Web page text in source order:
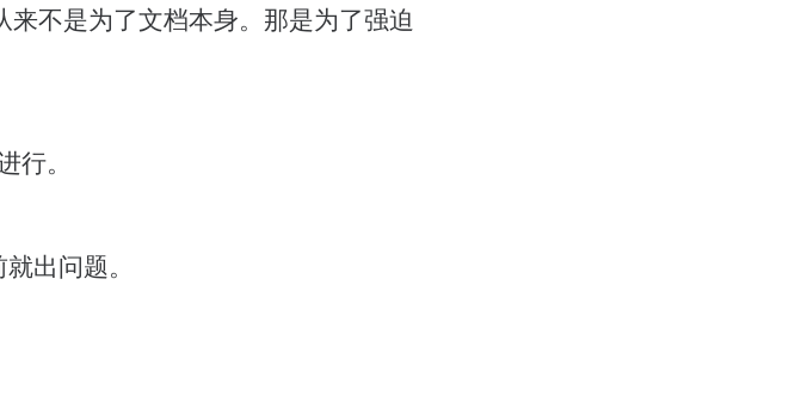
不是为了文档本身。那是为了强迫
。
出问题。